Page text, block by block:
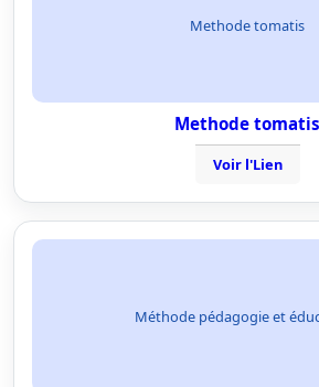
Methode tomatis
Methode tomatis
Voir l'Lien
Méthode pédagogie et